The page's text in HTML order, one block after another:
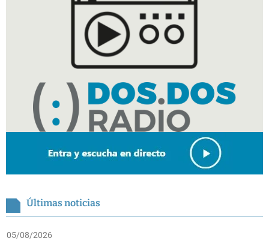
Últimas noticias
05/08/2026